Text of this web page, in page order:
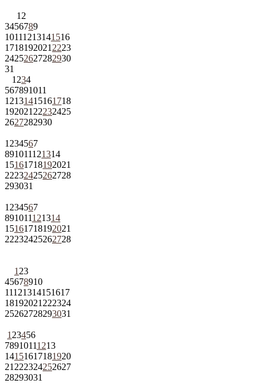
1 2
3456789
10111213141516
1718192021 2223
24252627282930
31
1 234
567891011
12131415161718
192021 22232425
2627282930
1 234567
891011121314
15161718192021
22232425262728
293031
1 234567
891011121314
15161718192021
22232425262728
1 23
45678910
11121314151617
18192021 222324
25262728293031
1 23456
78910111213
14151617181920
21 222324252627
28293031